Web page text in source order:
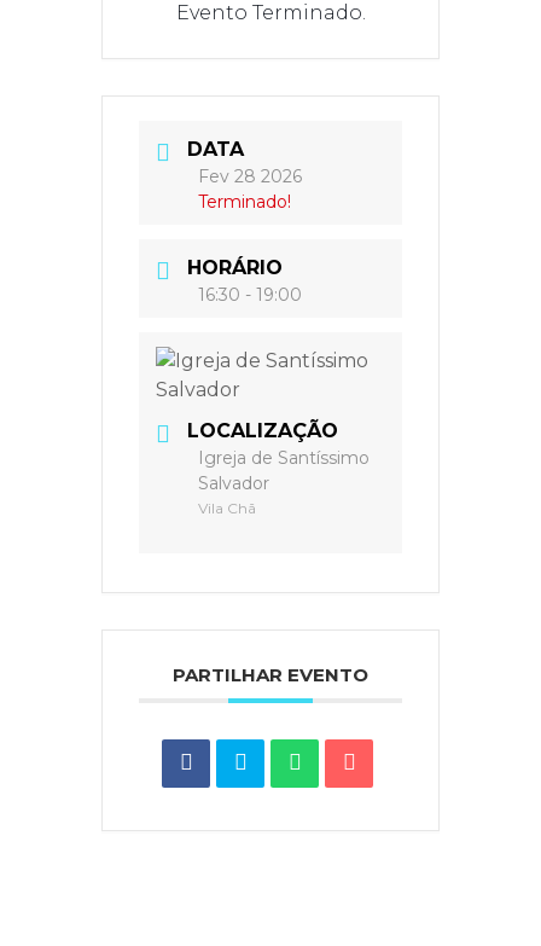
Evento Terminado.
DATA
Fev 28 2026
Terminado!
HORÁRIO
16:30 - 19:00
LOCALIZAÇÃO
Igreja de Santíssimo
Salvador
Vila Chã
PARTILHAR EVENTO